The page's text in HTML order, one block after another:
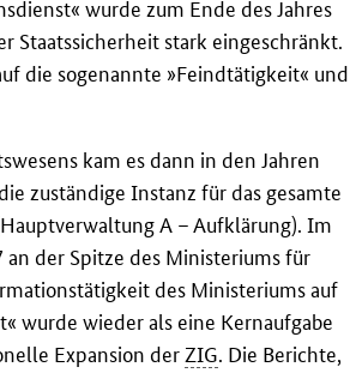
wurde zum Ende des Jahres
Staatssicherheit stark eingeschränkt.
die sogenannte »Feindtätigkeit« und
kam es dann in den Jahren
zuständige Instanz für das gesamte
A – Aufklärung). Im
der Spitze des Ministeriums für
des Ministeriums auf
wurde wieder als eine Kernaufgabe
Expansion derZIG. Die Berichte,